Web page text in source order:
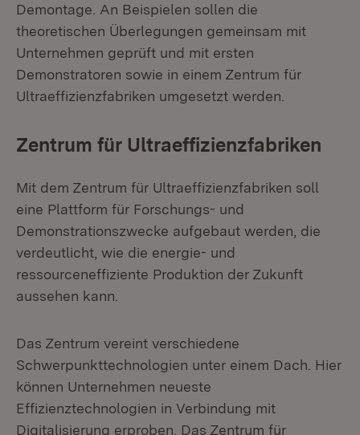
Demontage. An Beispielen sollen die
theoretischen Überlegungen gemeinsam mit
Unternehmen geprüft und mit ersten
Demonstratoren sowie in einem Zentrum für
Ultraeffizienzfabriken umgesetzt werden.
Zentrum für Ultraeffizienzfabriken
Mit dem Zentrum für Ultraeffizienzfabriken soll
eine Plattform für Forschungs- und
Demonstrationszwecke aufgebaut werden, die
verdeutlicht, wie die energie- und
ressourceneffiziente Produktion der Zukunft
aussehen kann.
Das Zentrum vereint verschiedene
Schwerpunkttechnologien unter einem Dach. Hier
können Unternehmen neueste
Effizienztechnologien in Verbindung mit
Digitalisierung erproben. Das Zentrum für